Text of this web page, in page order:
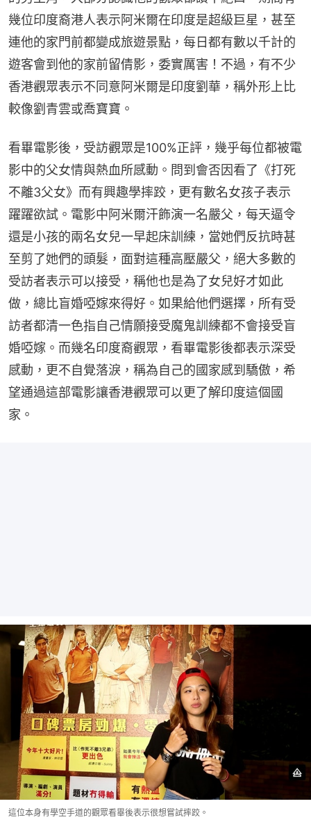
幾位印度裔港人表示阿米爾在印度是超級巨星，甚至
連他的家門前都變成旅遊景點，每日都有數以千計的
遊客會到他的家前留倩影，委實厲害！不過，有不少
香港觀眾表示不同意阿米爾是印度劉華，稱外形上比
較像劉青雲或喬寶寶。
看畢電影後，受訪觀眾是100%正評，幾乎每位都被電
影中的父女情與熱血所感動。問到會否因看了《打死
不離3父女》而有興趣學摔跤，更有數名女孩子表示
躍躍欲試。電影中阿米爾汗飾演一名嚴父，每天逼令
還是小孩的兩名女兒一早起床訓練，當她們反抗時甚
至剪了她們的頭髮，面對這種高壓嚴父，絕大多數的
受訪者表示可以接受，稱他也是為了女兒好才如此
做，總比盲婚啞嫁來得好。如果給他們選擇，所有受
訪者都清一色指自己情願接受魔鬼訓練都不會接受盲
婚啞嫁。而幾名印度裔觀眾，看畢電影後都表示深受
感動，更不自覺落淚，稱為自己的國家感到驕傲，希
望通過這部電影讓香港觀眾可以更了解印度這個國
家。
這位本身有學空手道的觀眾看畢後表示很想嘗試摔跤。